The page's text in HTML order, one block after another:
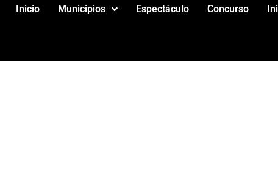
Inicio Municipios Espectáculo Concurso